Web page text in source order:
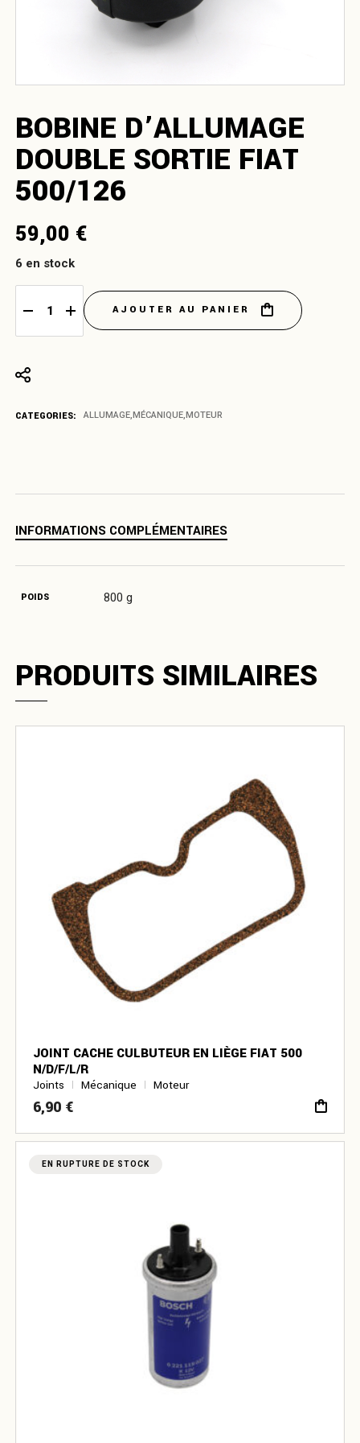
BOBINE D’ALLUMAGE
DOUBLE SORTIE FIAT
500/126
59,00 €
6 en stock
Bobine d’allumage double sortie Fiat 500/126 quantity
AJOUTER AU PANIER
CATEGORIES: ALLUMAGE, MÉCANIQUE, MOTEUR
INFORMATIONS COMPLÉMENTAIRES
POIDS 800 g
PRODUITS SIMILAIRES
JOINT CACHE CULBUTEUR EN LIÈGE FIAT 500
N/D/F/L/R
Joints Mécanique Moteur
6,90 €
EN RUPTURE DE STOCK